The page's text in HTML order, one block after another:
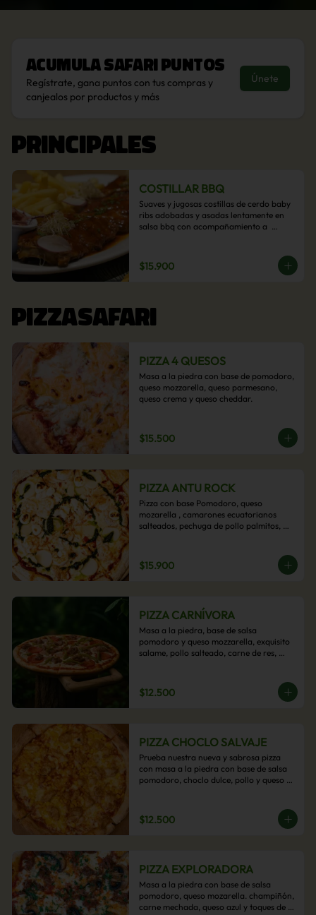
AcumulaSafari Puntos
Regístrate, gana puntos con tus compras y
canjealos por productos y más
Únete
PRINCIPALES
COSTILLAR BBQ
Suaves y jugosas costillas de cerdo baby
ribs adobadas y asadas lentamente en
salsa bbq con acompañamiento a
salteadas, Papas parmentier, Papas
fritas, Arroz blanco.
$15.900
PIZZASAFARI
PIZZA 4 QUESOS
Masa a la piedra con base de pomodoro,
queso mozzarella, queso parmesano,
queso crema y queso cheddar.
$15.500
PIZZA ANTU ROCK
Pizza con base Pomodoro, queso
mozarella , camarones ecuatorianos
salteados, pechuga de pollo palmitos,
$15.900
PIZZA CARNÍVORA
Masa a la piedra, base de salsa
pomodoro y queso mozzarella, exquisito
salame, pollo salteado, carne de res,
$12.500
PIZZA CHOCLO SALVAJE
Prueba nuestra nueva y sabrosa pizza
con masa a la piedra con base de salsa
pomodoro, choclo dulce, pollo y queso
$12.500
PIZZA EXPLORADORA
Masa a la piedra con base de salsa
pomodoro, queso mozarella. champiñón,
carne mechada, queso azul y toques de